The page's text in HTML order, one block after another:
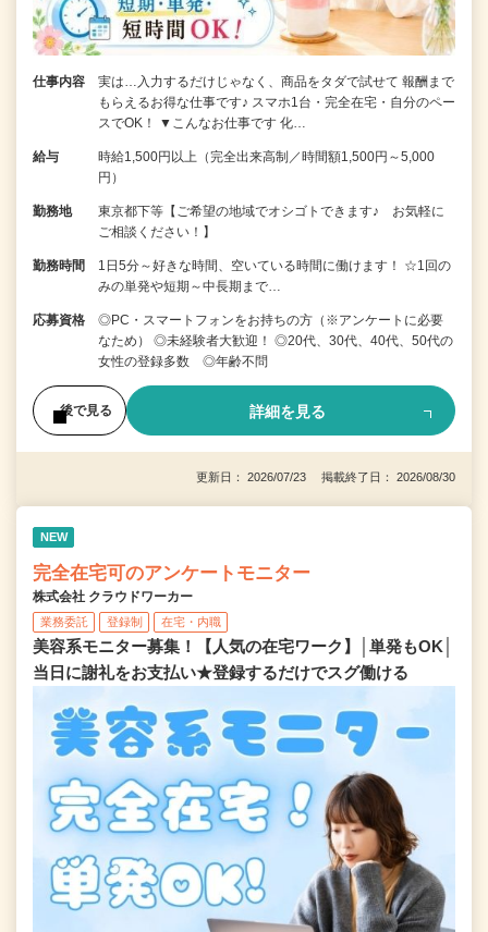
仕事内容
実は…入力するだけじゃなく、商品をタダで試せて 報酬まで
もらえるお得な仕事です♪ スマホ1台・完全在宅・自分のペー
スでOK！ ▼こんなお仕事です 化…
給与
時給1,500円以上（完全出来高制／時間額1,500円～5,000
円）
勤務地
東京都下等【ご希望の地域でオシゴトできます♪ お気軽に
ご相談ください！】
勤務時間
1日5分～好きな時間、空いている時間に働けます！ ☆1回の
みの単発や短期～中長期まで…
応募資格
◎PC・スマートフォンをお持ちの方（※アンケートに必要
なため） ◎未経験者大歓迎！ ◎20代、30代、40代、50代の
女性の登録多数 ◎年齢不問
後で見る 詳細を見る
更新日： 2026/07/23 掲載終了日： 2026/08/30
NEW
完全在宅可のアンケートモニター
株式会社 クラウドワーカー
業務委託 登録制 在宅・内職
美容系モニター募集！【人気の在宅ワーク】│単発もOK│
当日に謝礼をお支払い★登録するだけでスグ働ける